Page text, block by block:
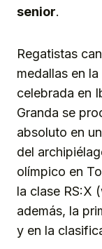
senior.
Regatistas
medallas en
celebrada en
Granda se
absoluto en
del
olímpico en
la clase RS:X
además, la
y en la